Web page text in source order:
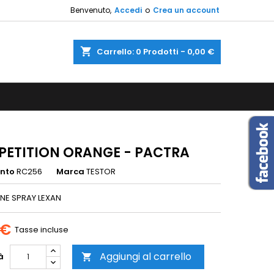
Benvenuto, Accedi o Crea un account
shopping_cart Carrello: 0 Prodotti - 0,00 €
ORANGE - PACTRA
RC256 Marca TESTOR
SPRAY LEXAN
Tasse incluse
 Aggiungi al carrello